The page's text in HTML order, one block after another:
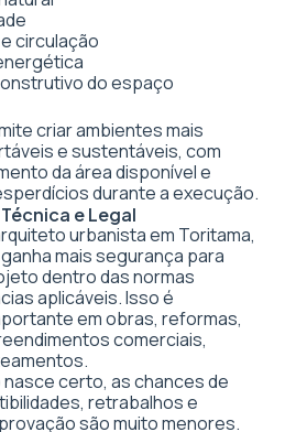
circulação
do espaço
criar ambientes mais
e sustentáveis, com
da área disponível e
durante a execução.
e Legal
urbanista em Toritama,
mais segurança para
dentro das normas
aplicáveis. Isso é
em obras, reformas,
comerciais,
certo, as chances de
retrabalhos e
são muito menores.